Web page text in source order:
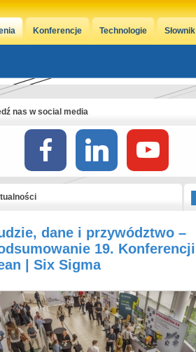
Konferencje Technologie Słownik
nas w social media
dane i przywództwo –
19. Konferencji
| Six Sigma